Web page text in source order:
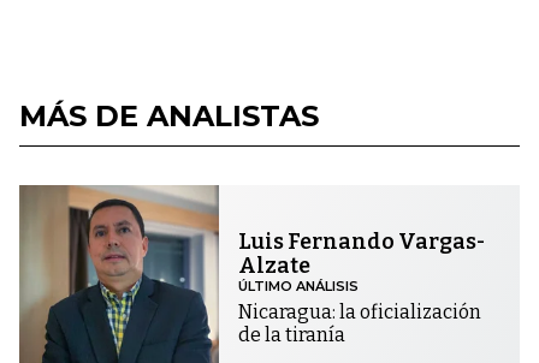
MÁS DE ANALISTAS
Luis Fernando Vargas-
Alzate
ÚLTIMO ANÁLISIS
Nicaragua: la oficialización
de la tiranía